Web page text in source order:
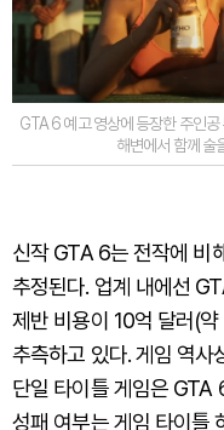
GTA 6 예고 영상에 등장한 주인공
해변에서 함께 술
신작 GTA 6는 전작에 비
추정된다. 업계 내에선
제반 비용이 10억 달러(
추측하고 있다. 게임 역사
단일 타이틀 게임은 GTA
성패 여부는 게임 타이틀